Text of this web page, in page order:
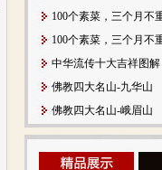
100个素菜，三个月不
100个素菜，三个月不
中华流传十大吉祥图解
佛教四大名山-九华山
佛教四大名山-峨眉山